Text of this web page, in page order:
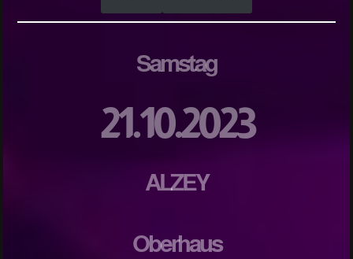
Samstag
21.10.2023
ALZEY
Oberhaus